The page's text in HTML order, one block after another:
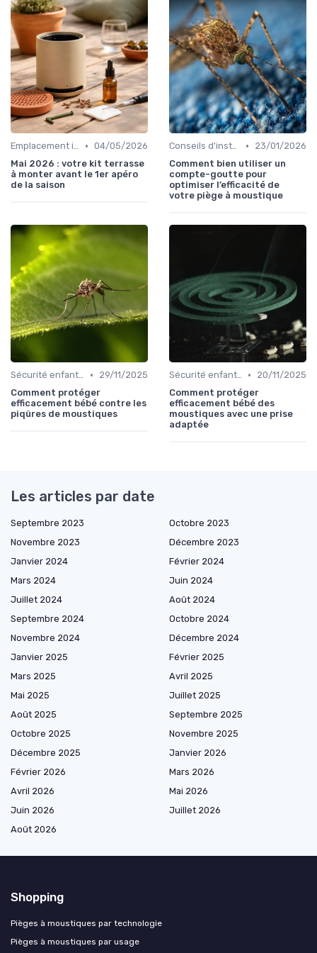
Emplacement idéal • 04/05/2026
Mai 2026 : votre kit terrasse
à monter avant le 1er apéro
de la saison
Conseils d'installation •
23/01/2026
Comment bien utiliser un
compte-goutte pour
optimiser l’efficacité de
votre piège à moustique
Sécurité enfants et animaux •
29/11/2025
Comment protéger
efficacement bébé contre les
piqûres de moustiques
Sécurité enfants et animaux •
20/11/2025
Comment protéger
efficacement bébé des
moustiques avec une prise
adaptée
Les articles par date
Septembre 2023
Octobre 2023
Novembre 2023
Décembre 2023
Janvier 2024
Février 2024
Mars 2024
Juin 2024
Juillet 2024
Août 2024
Septembre 2024
Octobre 2024
Novembre 2024
Décembre 2024
Janvier 2025
Février 2025
Mars 2025
Avril 2025
Mai 2025
Juillet 2025
Août 2025
Septembre 2025
Octobre 2025
Novembre 2025
Décembre 2025
Janvier 2026
Février 2026
Mars 2026
Avril 2026
Mai 2026
Juin 2026
Juillet 2026
Août 2026
Shopping
Pièges à moustiques par technologie
Pièges à moustiques par usage